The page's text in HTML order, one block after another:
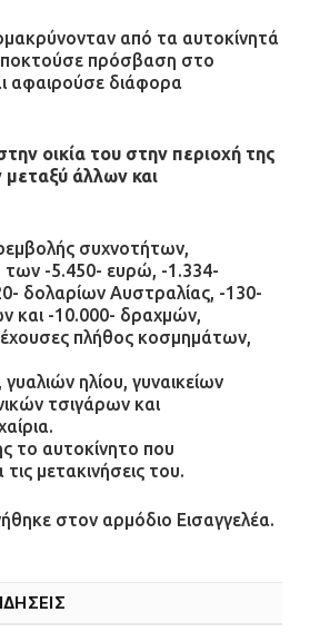
| 09:19
στους δύο
βιασμός 19χρονης στο
Ο Εισαγγελέας
την αθώωση των
| 16:24
Μάνδρας δώρισε όλους
μισθούς του 2025 στο Θριάσιο
ΜΑΝΔΡΑΣ ΕΙΔΥΛΛΙΑΣ: Δύο
από τα αυτοκίνητά
πρόσβαση στο
αφαιρούσε διάφορα
οικία του στην περιοχή της
άλλων και
συχνοτήτων,
των -5.450- ευρώ, -1.334-
δολαρίων Αυστραλίας, -130-
και -10.000- δραχμών,
πλήθος κοσμημάτων,
ηλίου, γυναικείων
τσιγάρων και
το αυτοκίνητο που
μετακινήσεις του.
στον αρμόδιο Εισαγγελέα.